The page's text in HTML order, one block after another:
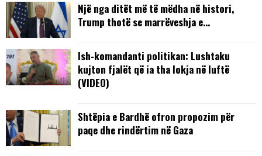
Një nga ditët më të mëdha në histori,
Trump thotë se marrëveshja e…
Ish-komandanti politikan: Lushtaku
kujton fjalët që ia tha lokja në luftë
(VIDEO)
Shtëpia e Bardhë ofron propozim për
paqe dhe rindërtim në Gaza